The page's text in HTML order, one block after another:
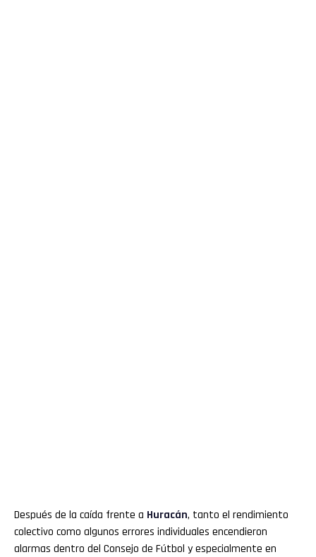
Después de la caída frente a Huracán, tanto el rendimiento
colectivo como algunos errores individuales encendieron
alarmas dentro del Consejo de Fútbol y especialmente en